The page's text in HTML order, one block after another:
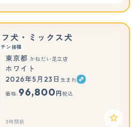
犬・ミックス犬
ン接種
もっと見る
東京都 かねだい足立店
ホワイト
2026年5月23日 生まれ
価格: 96,800 円 税込
3時間前